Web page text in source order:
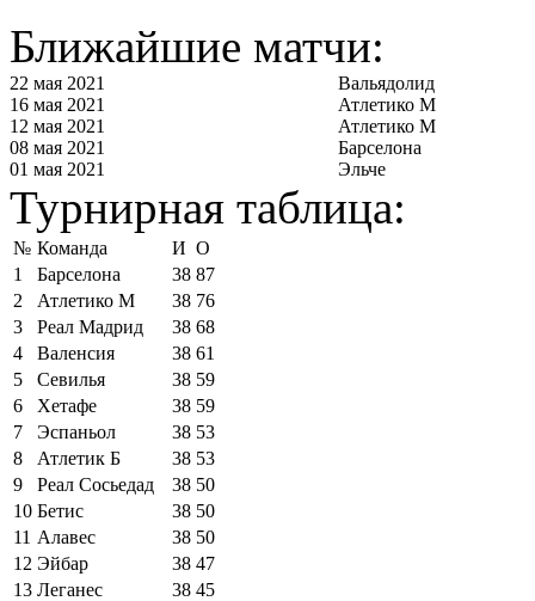
Ближайшие матчи:
22 мая 2021
Вальядолид
16 мая 2021
Атлетико М
12 мая 2021
Атлетико М
08 мая 2021
Барселона
01 мая 2021
Эльче
Турнирная таблица:
№ Команда И О
1
Барселона 38 87
2
Атлетико М 38 76
3
Реал Мадрид 38 68
4
Валенсия 38 61
5
Севилья 38 59
6
Хетафе 38 59
7
Эспаньол 38 53
8
Атлетик Б 38 53
9
Реал Сосьедад 38 50
10 Бетис 38 50
11 Алавес 38 50
12 Эйбар 38 47
13 Леганес 38 45